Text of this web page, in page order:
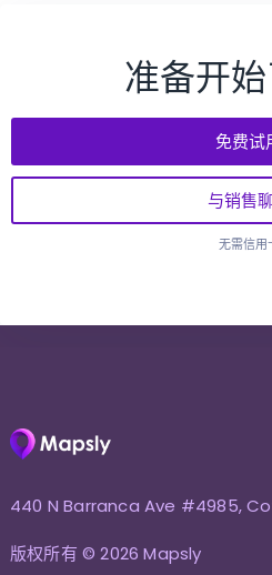
准备开始
免费试
与销售
无需信用
440 N Barranca Ave #4985,
版权所有 © 2026 Mapsly